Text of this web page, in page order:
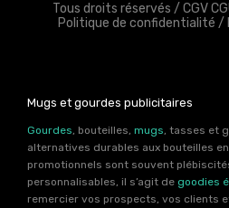
Tous droits réservés / CGV
Politique de confidentialité /
Mugs et gourdes publicitaires
Gourdes , bouteilles, mugs , tasses et
alternatives durables aux bouteilles
promotionnels sont souvent
personnalisables, il s’agit de goodies
remercier vos prospects, vos clients